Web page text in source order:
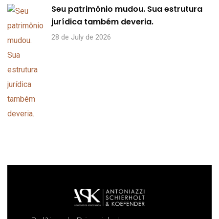
Seu patrimônio mudou. Sua estrutura
jurídica também deveria.
28 de July de 2026